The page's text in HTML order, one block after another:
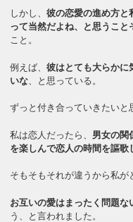
しかし、彼の恋愛の進め方と
って当然だよね、と思うこ
こと。
例えば、彼はとても大らかに
いな 、と思っている。
ずっと付き合っていきたいと
私は恋人だったら、 男女の関
を楽しんで恋人の時間を謳歌
そもそもそれが違うから私が
お互いの愛はまったく問題な
う、と言われました。